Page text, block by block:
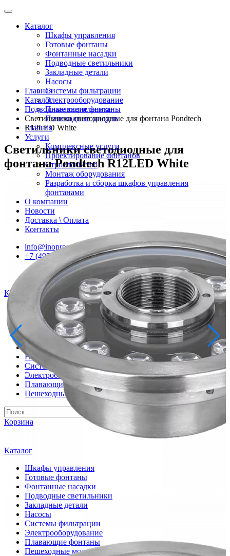
Каталог
Шкафы управления
Готовые фонтаны
Фонтанные насадки
Подводные светильники
Закладные детали
Насосы
Системы фильтрации
Электрооборудование
Плавающие фонтаны
Пешеходные модули
Главная
Услуги
Комплексные услуги
Проектирование фонтанов
Строительство
Монтаж оборудования
Разработка и сборка шкафов управления
фонтанами
О компании
Новости
Доставка \ Оплата
Контакты
info@inoprom.ru
+7 (495) 374-90-93
Каталог
Шкафы управления
Готовые фонтаны
Фонтанные насадки
Подводные светильники
Закладные детали
Насосы
Системы фильтрации
Электрооборудование
Плавающие фонтаны
Пешеходные модули
Корзина
Каталог
Шкафы управления
Готовые фонтаны
Фонтанные насадки
Подводные светильники
Закладные детали
Насосы
Системы фильтрации
Электрооборудование
Плавающие фонтаны
Пешеходные модули
Главная
Каталог
Подводные светильники
Светильники светодиодные для фонтана Pondtech
R12LED White
Светильники светодиодные для
фонтана Pondtech R12LED White